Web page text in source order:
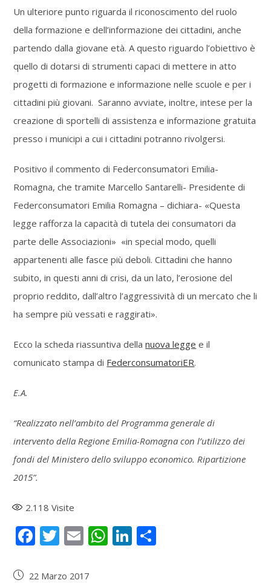
Un ulteriore punto riguarda il riconoscimento del ruolo
della formazione e dell’informazione dei cittadini, anche
partendo dalla giovane età. A questo riguardo l’obiettivo è
quello di dotarsi di strumenti capaci di mettere in atto
progetti di formazione e informazione nelle scuole e per i
cittadini più giovani. Saranno avviate, inoltre, intese per la
creazione di sportelli di assistenza e informazione gratuita
presso i municipi a cui i cittadini potranno rivolgersi.
Positivo il commento di Federconsumatori Emilia-
Romagna, che tramite Marcello Santarelli- Presidente di
Federconsumatori Emilia Romagna – dichiara- «Questa
legge rafforza la capacità di tutela dei consumatori da
parte delle Associazioni» «in special modo, quelli
appartenenti alle fasce più deboli. Cittadini che hanno
subito, in questi anni di crisi, da un lato, l’erosione del
proprio reddito, dall’altro l’aggressività di un mercato che li
ha sempre più vessati e raggirati».
Ecco la scheda riassuntiva dellanuova legge e il
comunicato stampa di FederconsumatoriER.
E.A.
“Realizzato nell’ambito del Programma generale di
intervento della Regione Emilia-Romagna con l’utilizzo dei
fondi del Ministero dello sviluppo economico. Ripartizione
2015”.
2.118 Visite
F
e
T
itt
E
ai
W Li
22 Marzo 2017